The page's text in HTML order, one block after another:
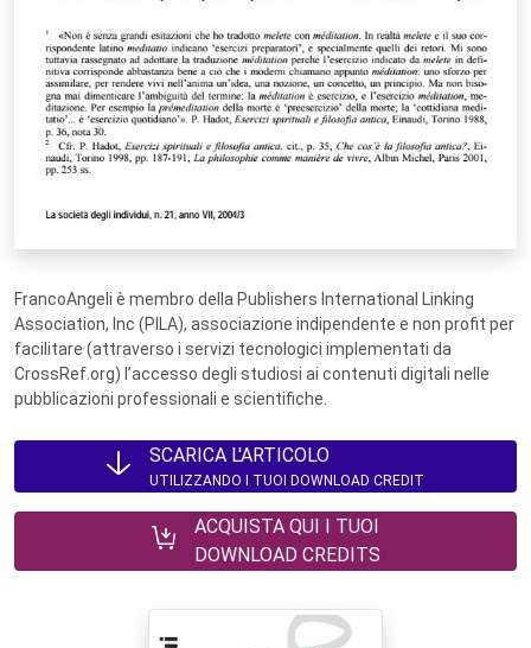
FrancoAngeli è membro della Publishers International Linking
Association, Inc (PILA), associazione indipendente e non profit per
facilitare (attraverso i servizi tecnologici implementati da
CrossRef.org) l’accesso degli studiosi ai contenuti digitali nelle
pubblicazioni professionali e scientifiche.
SCARICA L'ARTICOLO
UTILIZZANDO I TUOI DOWNLOAD CREDIT
ACQUISTA QUI I TUOI
DOWNLOAD CREDITS